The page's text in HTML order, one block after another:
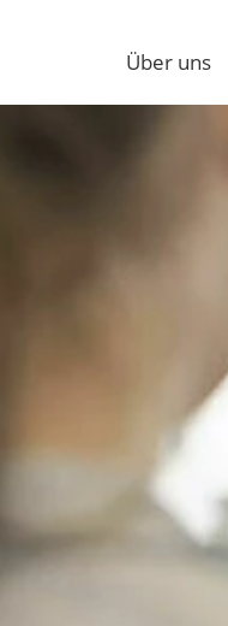
Über uns